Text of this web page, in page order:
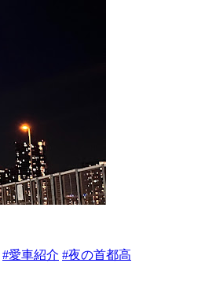
#愛車紹介 #夜の首都高